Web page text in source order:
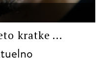
kratke ...